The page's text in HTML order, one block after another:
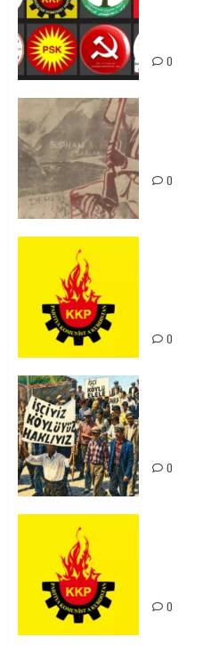
0
0
0
0
0